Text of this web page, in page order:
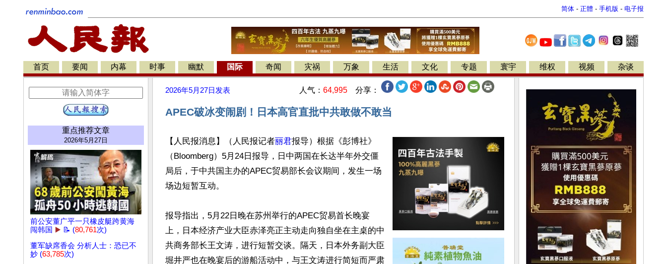
简体 - 正體 - 手机版 - 电子报
首页 要闻 内幕 时事 幽默 国际 奇闻 灾祸 万象 生活 文化 专题 寰宇 维权 视频 杂谈
重点推荐文章
2026年5月27日
前公安董广平一只橡皮艇跨黄海
闯韩国 ▶️ 📝 (80,761次)
董军缺席香会 分析人士：恐已不
妙 (63,785次)
2026年5月27日 发表 人气： 64,995 分享：
APEC破冰变闹剧！日本高官直批中共敢做不敢当
【人民报消息】（人民报记者丽君报导）根据《彭博社》
（Bloomberg）5月24日报导，日中两国在长达半年外交僵
局后，于中共国主办的APEC贸易部长会议期间，发生一场
场边短暂互动。
报导指出，5月22日晚在苏州举行的APEC贸易首长晚宴
上，日本经济产业大臣赤泽亮正主动走向独自坐在主桌的中
共商务部长王文涛，进行短暂交谈。隔天，日本外务副大臣
堀井严也在晚宴后的游船活动中，与王文涛进行简短而严肃